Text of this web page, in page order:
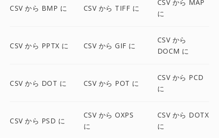
CSV から BMP に CSV から TIFF に
CSV から MAP
に
CSV から PPTX に CSV から GIF に
CSV から
DOCM に
CSV から DOT に CSV から POT に
CSV から PCD
に
CSV から PSD に
CSV から OXPS
に
CSV から DOTX
に